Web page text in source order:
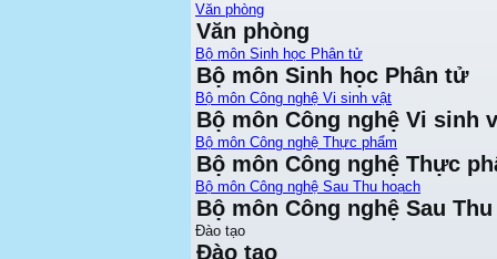
Văn phòng
Văn phòng
Bộ môn Sinh học Phân tử
Bộ môn Sinh học Phân tử
Bộ môn Công nghệ Vi sinh vật
Bộ môn Công nghệ Vi sinh
Bộ môn Công nghệ Thực phẩm
Bộ môn Công nghệ Thực
Bộ môn Công nghệ Sau Thu hoạch
Bộ môn Công nghệ Sau
Đào tạo
Đào tạo